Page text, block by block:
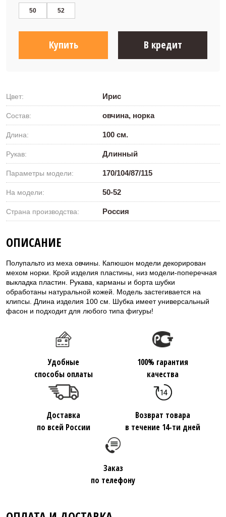
56 800 ₽
50 52
Купить В кредит
Цвет: Ирис
Состав: овчина, норка
Длина: 100 см.
Рукав: Длинный
Параметры модели: 170/104/87/115
На модели: 50-52
Страна производства: Россия
ОПИСАНИЕ
Полупальто из меха овчины. Капюшон модели декорирован
мехом норки. Крой изделия пластины, низ модели-поперечная
выкладка пластин. Рукава, карманы и борта шубки
обработаны натуральной кожей. Модель застегивается на
клипсы. Длина изделия 100 см. Шубка имеет универсальный
фасон и подходит для любого типа фигуры!
Удобные
способы оплаты
100% гарантия
качества
Доставка
по всей России
Возврат товара
в течение 14-ти дней
Заказ
по телефону